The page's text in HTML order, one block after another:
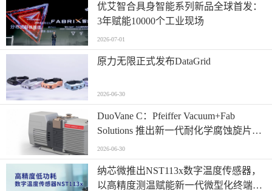
优艾智合具身智能系列新品全球首发：
3年赋能10000个工业现场
2026-07-01
原力无限正式发布DataGrid
2026-06-30
​DuoVane C：Pfeiffer Vacuum+Fab
Solutions 推出新一代耐化学腐蚀旋片真
空泵
2026-06-30
纳芯微推出NST113x数字温度传感器，
以高精度测温赋能新一代微型化终端设